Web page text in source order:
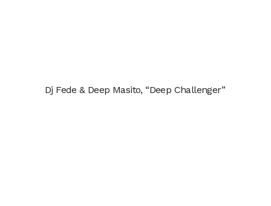
Dj Fede & Deep Masito, “Deep Challenger”